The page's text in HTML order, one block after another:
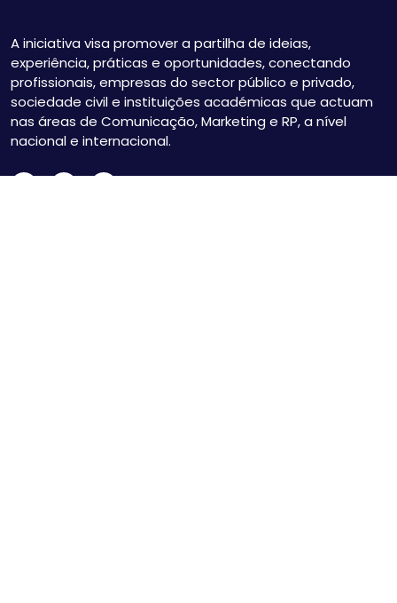
A iniciativa visa promover a partilha de ideias,
experiência, práticas e oportunidades, conectando
profissionais, empresas do sector público e privado,
sociedade civil e instituições académicas que actuam
nas áreas de Comunicação, Marketing e RP, a nível
nacional e internacional.